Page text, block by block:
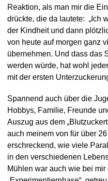
Reaktion, als man mir die
drückte, die da lautete: „Ich
der Kindheit und dann
von heute auf morgen ganz
übernehmen. Und dass das
werden würde, hat wohl
mit der ersten
Spannend auch über die
Hobbys, Familie, Freunde
Auszug aus dem
auch meinem von für über
erschreckend, wie viele
in den verschiedenen
Mühlen war auch wie bei